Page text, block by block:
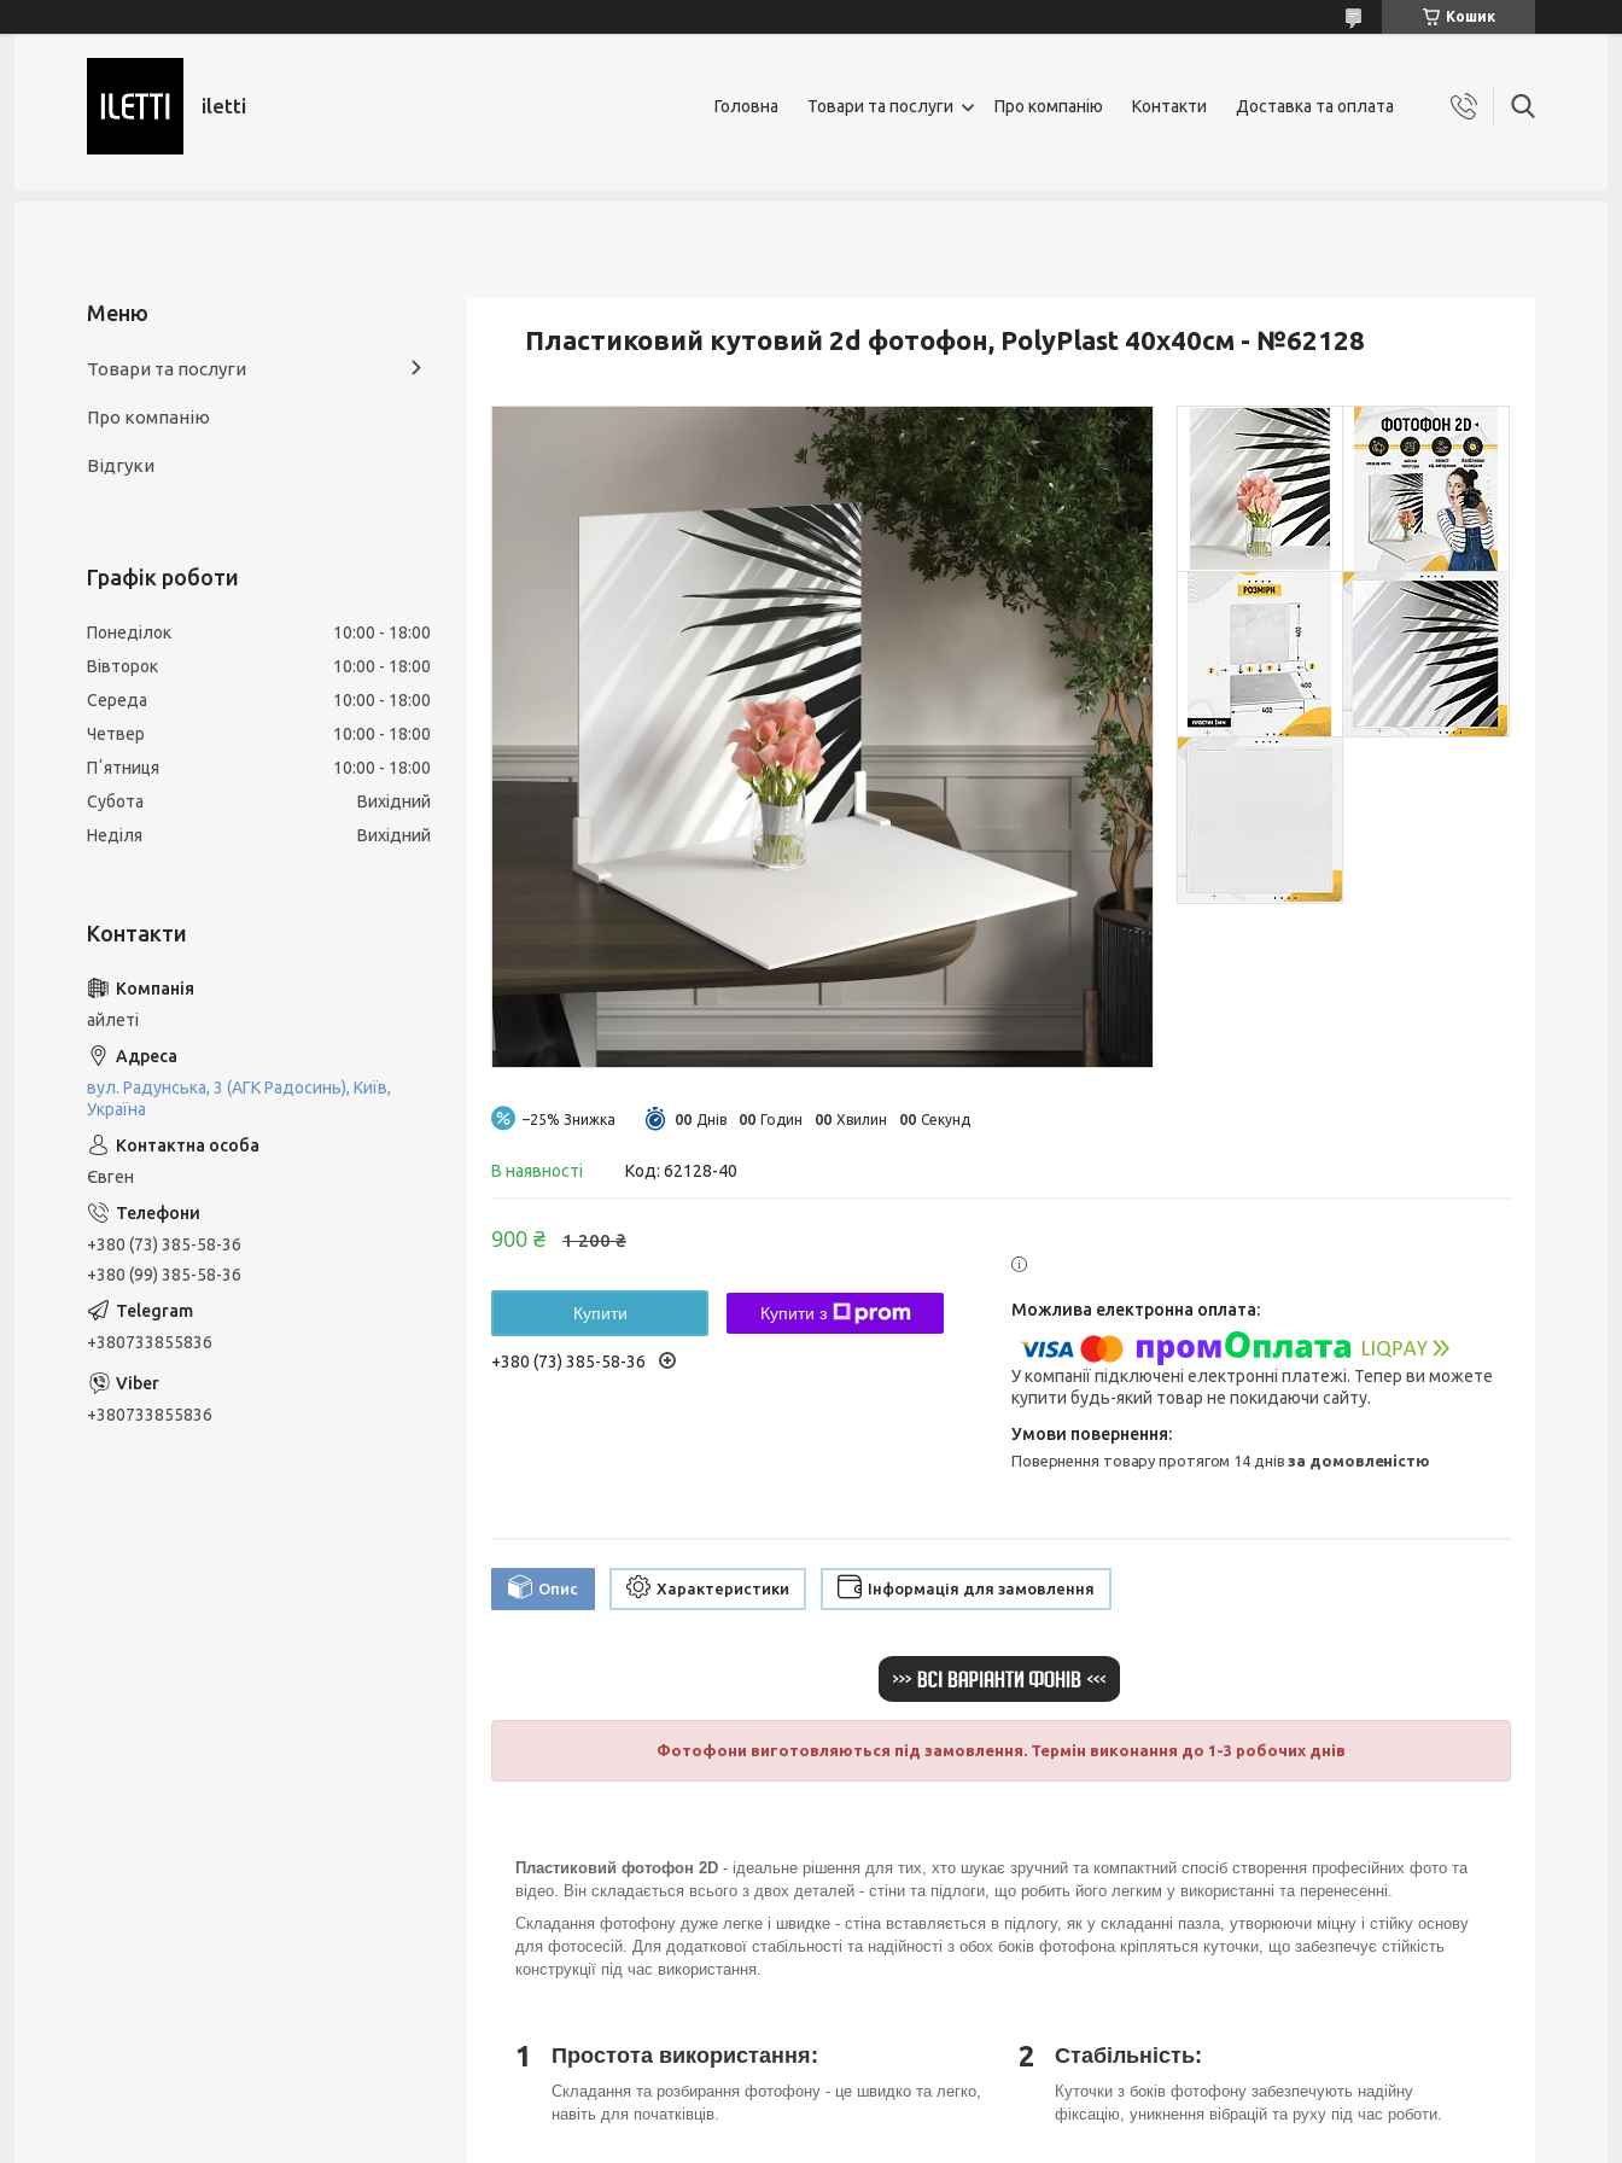
Кошик
iletti Головна Товари та послуги Про компанію Контакти Доставка та оплата
Пластиковий кутовий 2d фотофон, PolyPlast 40x40см - №62128
–25% 00 Днів 00 Годин 00 Хвилин 00 Секунд
В наявності Код: 62128-40
1 200 ₴
900 ₴
Купити Купити з
+380 (73) 385-58-36
У компанії підключені електронні платежі. Тепер ви можете
купити будь-який товар не покидаючи сайту.
повернення товару протягом 14 днівза домовленістю
Опис Характеристики Інформація для замовлення
Фотофони виготовляються під замовлення. Термін виконання до 1-3 робочих днів
Пластиковий фотофон 2D - ідеальне рішення для тих, хто шукає зручний та компактний спосіб створення професійних фото та
відео. Він складається всього з двох деталей - стіни та підлоги, що робить його легким у використанні та перенесенні.
Складання фотофону дуже легке і швидке - стіна вставляється в підлогу, як у складанні пазла, утворюючи міцну і стійку основу
для фотосесій. Для додаткової стабільності та надійності з обох боків фотофона кріпляться куточки, що забезпечує стійкість
конструкції під час використання.
1 Простота використання:
Складання та розбирання фотофону - це швидко та легко,
навіть для початківців.
2 Стабільність:
Куточки з боків фотофону забезпечують надійну
фіксацію, уникнення вібрацій та руху під час роботи.
Товари та послуги
Про компанію
Відгуки
Графік роботи
Понеділок 10:00
18:00
Вівторок
10:00
18:00
Середа
10:00
18:00
Четвер
10:00
18:00
Пʼятниця
10:00
18:00
Субота
Вихідний
Неділя
Вихідний
айлеті
вул. Радунська, 3 (АГК Радосинь), Київ,
Україна
Євген
+380 (73) 385-58-36
+380 (99) 385-58-36
+380733855836
+380733855836